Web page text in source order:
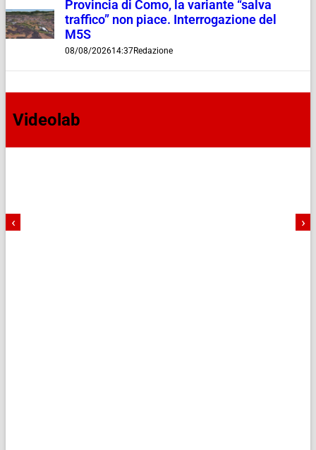
Provincia di Como, la variante “salva
traffico” non piace. Interrogazione del
M5S
08/08/202614:37Redazione
Videolab
‹ ›